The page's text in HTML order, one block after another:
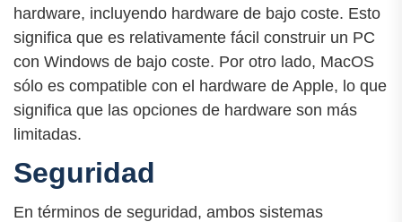
hardware, incluyendo hardware de bajo coste. Esto
significa que es relativamente fácil construir un PC
con Windows de bajo coste. Por otro lado, MacOS
sólo es compatible con el hardware de Apple, lo que
significa que las opciones de hardware son más
limitadas.
Seguridad
En términos de seguridad, ambos sistemas